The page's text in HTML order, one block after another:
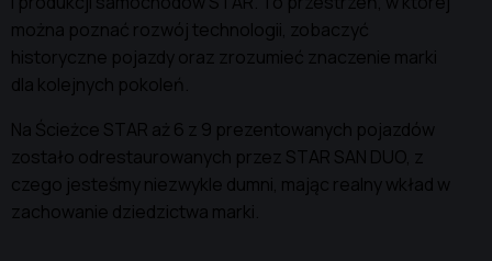
można poznać rozwój technologii, zobaczyć
historyczne pojazdy oraz zrozumieć znaczenie marki
dla kolejnych pokoleń.
Na Ścieżce STAR aż 6 z 9 prezentowanych pojazdów
zostało odrestaurowanych przez STAR SAN DUO, z
czego jesteśmy niezwykle dumni, mając realny wkład w
zachowanie dziedzictwa marki.